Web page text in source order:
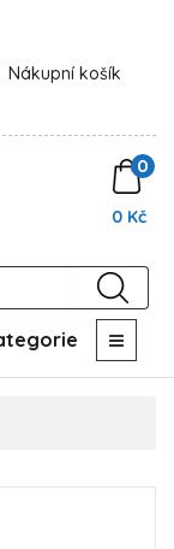
Nákupní košík
0
0 Kč